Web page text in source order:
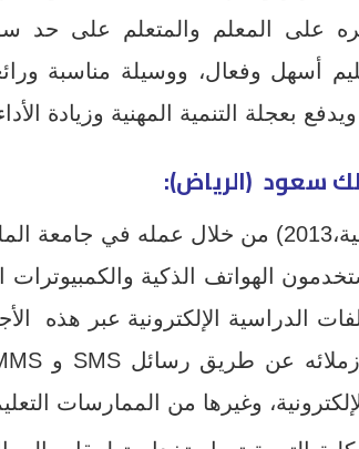
أسهل وفعال، ووسيلة مناسبة
بعجلة التنمية المهنية وزيادة الأداء
سعود (الرياض):
لاحظ (عطية،2013) من خلال عمله في
الهواتف الذكية
الدراسية الإلكترونية عبر هذه
وغيرها من الممارسات